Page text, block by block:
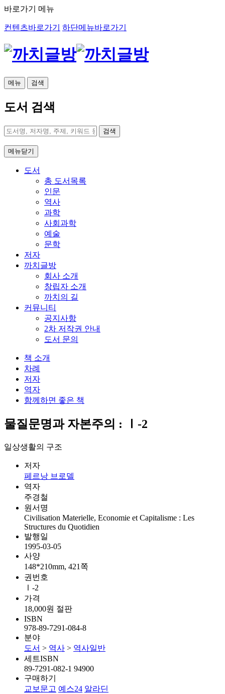
바로가기 메뉴
컨텐츠바로가기 하단메뉴바로가기
메뉴 검색
도서 검색
검색
메뉴닫기
도서
총 도서목록
인문
역사
과학
사회과학
예술
문학
저자
까치글방
회사 소개
창립자 소개
까치의 길
커뮤니티
공지사항
2차 저작권 안내
도서 문의
책 소개
차례
저자
역자
함께하면 좋은 책
물질문명과 자본주의 : Ⅰ-2
일상생활의 구조
저자
페르낭 브로델
역자
주경철
원서명
Civilisation Materielle, Economie et Capitalisme : Les
Structures du Quotidien
발행일
1995-03-05
사양
148*210mm, 421쪽
권번호
Ⅰ-2
가격
18,000원 절판
ISBN
978-89-7291-084-8
분야
도서 > 역사 > 역사일반
세트ISBN
89-7291-082-1 94900
구매하기
교보문고 예스24 알라딘